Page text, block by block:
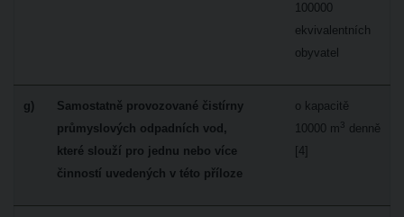
100000
ekvivalentních
obyvatel
g)
Samostatně provozované čistírny
průmyslových odpadních vod,
které slouží pro jednu nebo více
činností uvedených v této příloze
o kapacitě
10000 m 3 denně
[4]